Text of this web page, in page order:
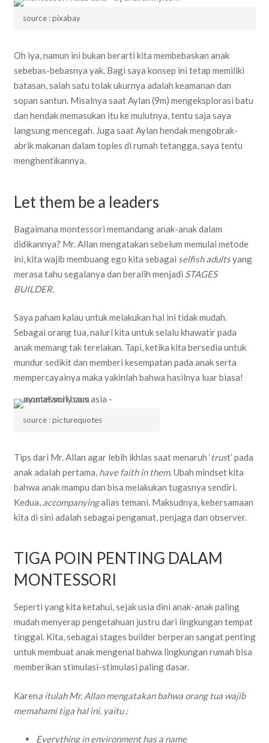
source : pixabay
Oh iya, namun ini bukan berarti kita membebaskan anak
sebebas-bebasnya yak. Bagi saya konsep ini tetap memiliki
batasan, salah satu tolak ukurnya adalah keamanan dan
sopan santun. Misalnya saat Aylan (9m) mengeksplorasi batu
dan hendak memasukan itu ke mulutnya, tentu saja saya
langsung mencegah. Juga saat Aylan hendak mengobrak-
abrik makanan dalam toples di rumah tetangga, saya tentu
menghentikannya.
Let them be a leaders
Bagaimana montessori memandang anak-anak dalam
didikannya? Mr. Allan mengatakan sebelum memulai metode
ini, kita wajib membuang ego kita sebagai selfish adultsyang
merasa tahu segalanya dan beralih menjadi STAGES
BUILDER.
Saya paham kalau untuk melakukan hal ini tidak mudah.
Sebagai orang tua, naluri kita untuk selalu khawatir pada
anak memang tak terelakan. Tapi, ketika kita bersedia untuk
mundur sedikit dan memberi kesempatan pada anak serta
mempercayainya maka yakinlah bahwa hasilnya luar biasa!
source : picturequotes
Tips dari Mr. Allan agar lebih ikhlas saat menaruh ‘trust’ pada
anak adalah pertama, have faith in them. Ubah mindset kita
bahwa anak mampu dan bisa melakukan tugasnya sendiri.
Kedua, accompanyingalias temani. Maksudnya, kebersamaan
kita di sini adalah sebagai pengamat, penjaga dan observer.
TIGA POIN PENTING DALAM
MONTESSORI
Seperti yang kita ketahui, sejak usia dini anak-anak paling
mudah menyerap pengetahuan justru dari lingkungan tempat
tinggal. Kita, sebagai stages builder berperan sangat penting
untuk membuat anak mengenal bahwa lingkungan rumah bisa
memberikan stimulasi-stimulasi paling dasar.
Karena itulah Mr. Allan mengatakan bahwa orang tua wajib
memahami tiga hal ini, yaitu ;
Everything in environment has a name